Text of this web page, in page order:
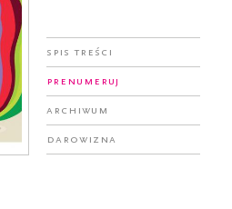
Spis treści
Prenumeruj
Archiwum
Darowizna